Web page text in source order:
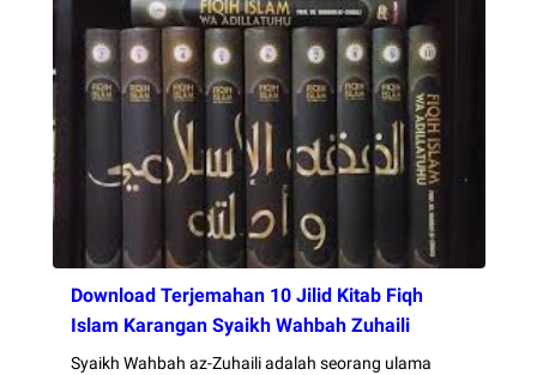
Download Terjemahan 10 Jilid Kitab Fiqh
Islam Karangan Syaikh Wahbah Zuhaili
Syaikh Wahbah az-Zuhaili adalah seorang ulama